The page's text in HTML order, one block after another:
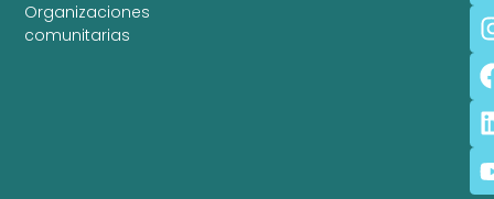
Organizaciones
comunitarias